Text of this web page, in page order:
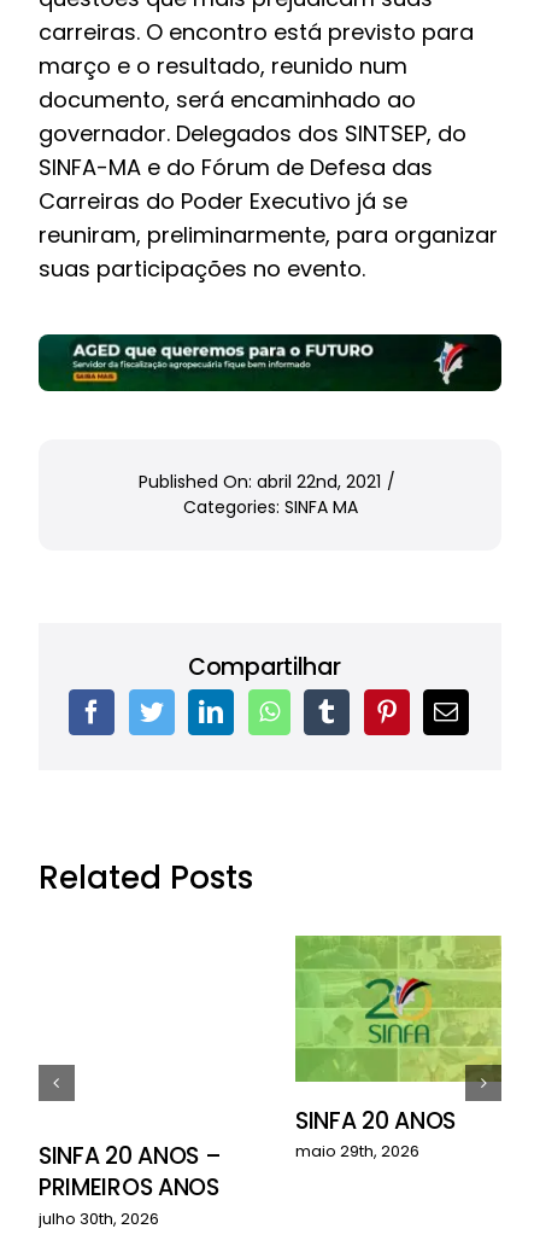
carreiras. O encontro está previsto para
março e o resultado, reunido num
documento, será encaminhado ao
governador. Delegados dos SINTSEP, do
SINFA-MA e do Fórum de Defesa das
Carreiras do Poder Executivo já se
reuniram, preliminarmente, para organizar
suas participações no evento.
Published On: abril 22nd, 2021 /
Categories: SINFA MA
Compartilhar
Related Posts
SINFA 20 ANOS –
PRIMEIROS ANOS
julho 30th, 2026
SINFA 20 ANOS
maio 29th, 2026